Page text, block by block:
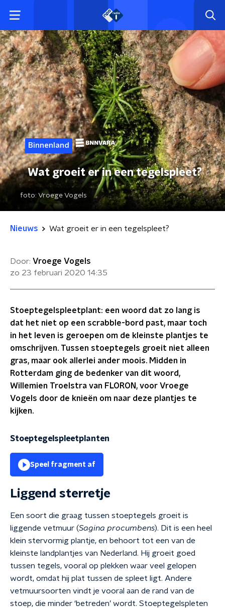
Binnenland
Wat groeit er in een tegelspleet?
foto: Vroege Vogels
Nieuws Wat groeit er in een tegelspleet?
Door: Vroege Vogels
zo 23 februari 2020 14:35
Stoeptegelspleetplant: een woord dat zo lang is
dat het niet op een scrabble-bord past, maar toch
in het leven is geroepen om de kleinste plantjes te
omschrijven. Tussen stoeptegels groeit niet alleen
gras, maar ook allerlei ander moois. Midden in
Rotterdam ging de bedenker van dit woord,
Willemien Troelstra van FLORON, voor Vroege
Vogels door de knieën om naar deze plantjes te
kijken.
Stoeptegelspleetplanten
Speel fragment af
Liggend sterretje
Een soort die graag tussen stoeptegels groeit is
liggende vetmuur (Sagina procumbens). Dit is een heel
klein stervormig plantje, en behoort tot een van de
kleinste landplantjes van Nederland. Hij groeit goed
tussen tegels, vooral op plekken waar veel gelopen
wordt, omdat hij plat tussen de spleet ligt. Andere
vetmuursoorten vindt je vooral aan de rand van de
stoep, die minder ‘betreden’ wordt. Stoeptegelspleten